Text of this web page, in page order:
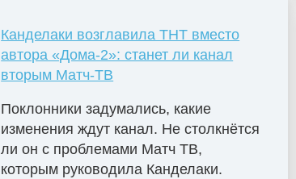
Канделаки возглавила ТНТ вместо
автора «Дома-2»: станет ли канал
вторым Матч-ТВ
Поклонники задумались, какие
изменения ждут канал. Не столкнётся
ли он с проблемами Матч ТВ,
которым руководила Канделаки.